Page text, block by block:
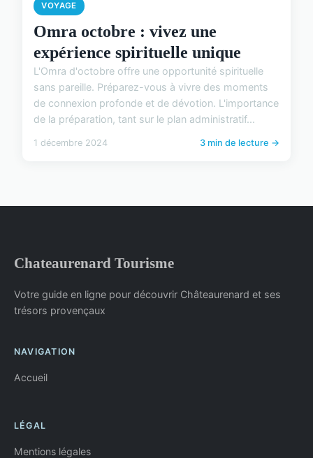
VOYAGE
Omra octobre : vivez une
expérience spirituelle unique
L'Omra d'octobre offre une opportunité spirituelle
sans pareille. Préparez-vous à vivre des moments
de connexion profonde et de dévotion. L'importance
de la préparation, tant sur le plan administratif...
1 décembre 2024 3 min de lecture →
Chateaurenard Tourisme
Votre guide en ligne pour découvrir Châteaurenard et ses
trésors provençaux
NAVIGATION
Accueil
LÉGAL
Mentions légales